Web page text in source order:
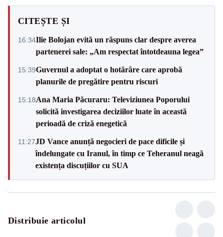
CITEȘTE ȘI
16:34Ilie Bolojan evită un răspuns clar despre averea
partenerei sale: „Am respectat întotdeauna legea”
15:39Guvernul a adoptat o hotărâre care aprobă
planurile de pregătire pentru riscuri
15:18Ana Maria Păcuraru: Televiziunea Poporului
solicită investigarea deciziilor luate în această
perioadă de criză enegetică
11:27JD Vance anunță negocieri de pace dificile și
îndelungate cu Iranul, în timp ce Teheranul neagă
existența discuțiilor cu SUA
Distribuie articolul